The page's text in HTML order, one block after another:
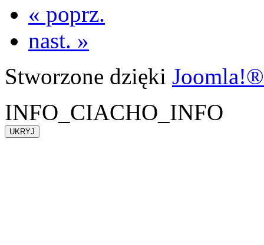
« poprz.
nast. »
Stworzone dzięki Joomla!®
INFO_CIACHO_INFO